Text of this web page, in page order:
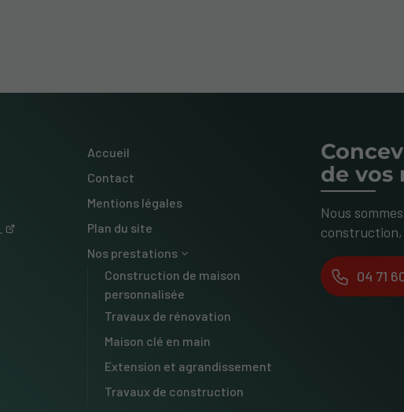
Accueil
Contact
Mentions légales
Plan du site
Nos prestations
Construction de maison
personnalisée
Travaux de rénovation
Maison clé en main
Extension et agrandissement
Travaux de construction
de vos
Nous
construction,
04 71